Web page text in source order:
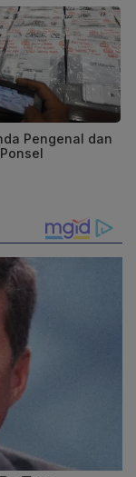
Pengenal dan